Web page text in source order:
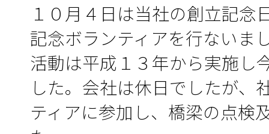
１０月４日は当社の創立記念
記念ボランティアを行ないま
活動は平成１３年から実施し
した。会社は休日でしたが、
ティアに参加し、橋梁の点検